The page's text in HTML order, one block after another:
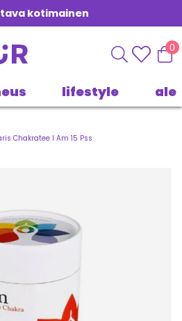
kotimainen
0
lifestyle ale
Chakratee I Am 15 Pss